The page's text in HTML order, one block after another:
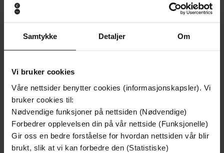
Samtykke Detaljer Om
Vi bruker cookies
Våre nettsider benytter cookies (informasjonskapsler). Vi
bruker cookies til:
Nødvendige funksjoner på nettsiden (Nødvendige)
Forbedrer opplevelsen din på vår nettside (Funksjonelle)
Gir oss en bedre forståelse for hvordan nettsiden vår blir
brukt, slik at vi kan forbedre den (Statistiske)